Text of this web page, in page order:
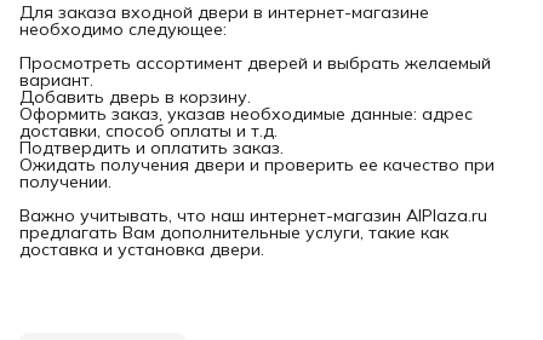
Для заказа входной двери в интернет-магазине
необходимо следующее:
Просмотреть ассортимент дверей и выбрать желаемый
вариант.
Добавить дверь в корзину.
Оформить заказ, указав необходимые данные: адрес
доставки, способ оплаты и т.д.
Подтвердить и оплатить заказ.
Ожидать получения двери и проверить ее качество при
получении.
Важно учитывать, что наш интернет-магазин AlPlaza.ru
предлагать Вам дополнительные услуги, такие как
доставка и установка двери.